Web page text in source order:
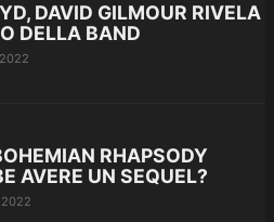
DAVID GILMOUR RIVELA
DELLA BAND
RHAPSODY
AVERE UN SEQUEL?
2022